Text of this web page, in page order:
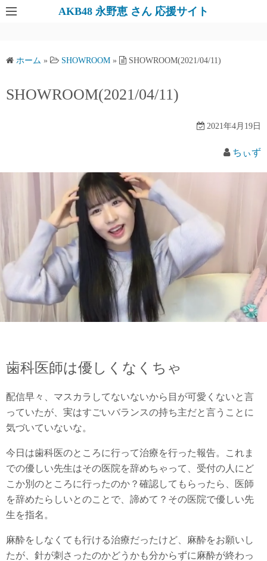
AKB48 永野恵 さん 応援サイト
ホーム » SHOWROOM » SHOWROOM(2021/04/11)
SHOWROOM(2021/04/11)
2021年4月19日
ちぃず
歯科医師は優しくなくちゃ
配信早々、マスカラしてないないから目が可愛くないと言
っていたが、実はすごいバランスの持ち主だと言うことに
気づいていないな。
今日は歯科医のところに行って治療を行った報告。これま
での優しい先生はその医院を辞めちゃって、受付の人にど
こか別のところに行ったのか？確認してもらったら、医師
を辞めたらしいとのことで、諦めて？その医院で優しい先
生を指名。
麻酔をしなくても行ける治療だったけど、麻酔をお願いし
たが、針が刺さったのかどうかも分からずに麻酔が終わっ